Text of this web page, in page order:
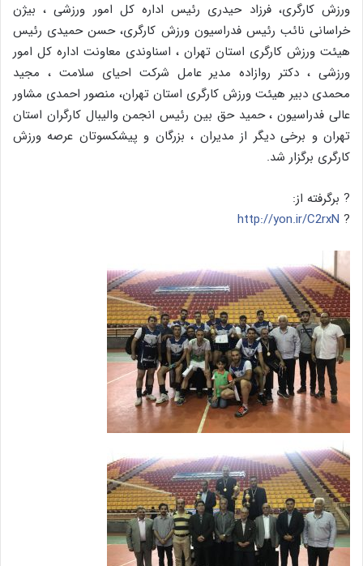
ورزش کارگری، فرزاد حیدری رئیس اداره کل امور ورزشی ، بیژن
خراسانی نائب رئیس فدراسیون ورزش کارگری، حسن حمیدی رئیس
هیئت ورزش کارگری استان تهران ، اسناوندی معاونت اداره کل امور
ورزشی ، دکتر روازاده مدیر عامل شرکت احیای سلامت ، مجید
محمدی دبیر هیئت ورزش کارگری استان تهران، منصور احمدی مشاور
عالی فدراسیون ، حمید حق بین رئیس انجمن والیبال کارگران استان
تهران و برخی دیگر از مدیران ، بزرگان و پیشکسوتان عرصه ورزش
کارگری برگزار شد.
? برگرفته از:
?
http://yon.ir/C2rxN